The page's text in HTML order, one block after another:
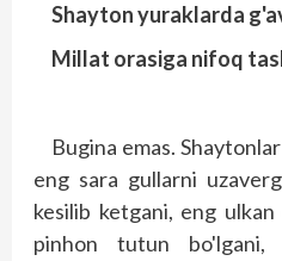
Shayton yuraklarda
Millat orasiga nifoq
Bugina emas.
eng sara gullarni
kesilib ketgani, eng
pinhon tutun bo'lgani,